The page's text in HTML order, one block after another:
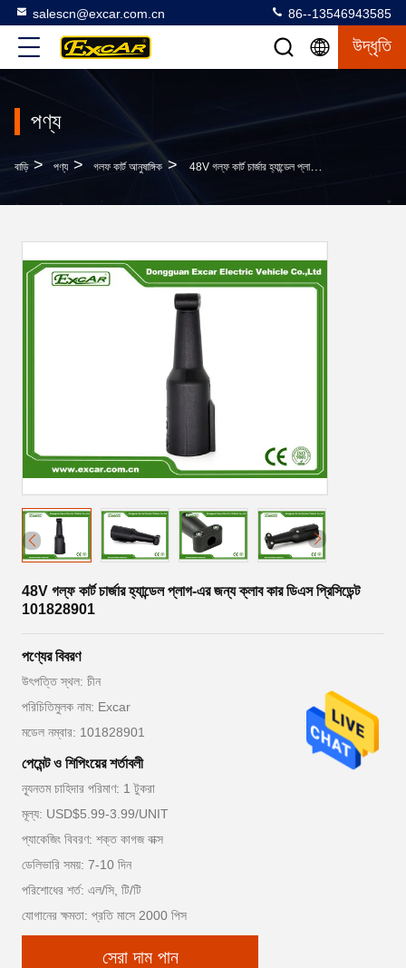
salescn@excar.com.cn 86--13546943585
উদ্ধৃতি
পণ্য
বাড়ি > পণ্য > গলফ কার্ট আনুষাঙ্গিক > 48V গল্ফ কার্ট চার্জার হ্যান্ডেল প্লাগ-এর জন্য ক্লাব কার ডিএস প্রিসিডেন্ট 101828901
48V গল্ফ কার্ট চার্জার হ্যান্ডেল প্লাগ-এর জন্য ক্লাব কার ডিএস প্রিসিডেন্ট
101828901
পণ্যের বিবরণ
উৎপত্তি স্থল: চীন
পরিচিতিমুলক নাম: Excar
মডেল নম্বার: 101828901
পেমেন্ট ও শিপিংয়ের শর্তাবলী
ন্যূনতম চাহিদার পরিমাণ: 1 টুকরা
মূল্য: USD$5.99-3.99/UNIT
প্যাকেজিং বিবরণ: শক্ত কাগজ বাক্স
ডেলিভারি সময়: 7-10 দিন
পরিশোধের শর্ত: এল/সি, টি/টি
যোগানের ক্ষমতা: প্রতি মাসে 2000 পিস
সেরা দাম পান